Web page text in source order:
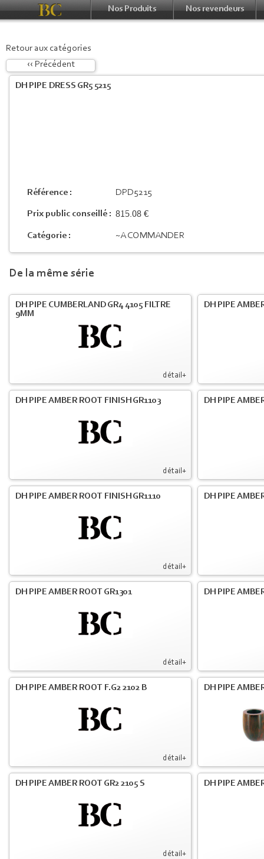
Nos Produits Nos revendeurs
Retour aux catégories
‹‹ Précédent
DH PIPE DRESS GR5 5215
Référence : DPD5215
Prix public conseillé : 815.08 €
Catégorie : ~A COMMANDER
De la même série
détail+
DH PIPE CUMBERLAND GR4 4105 FILTRE
9MM
DH PIPE
détail+
DH PIPE AMBER ROOT FINISH GR1103 DH PIPE
détail+
DH PIPE AMBER ROOT FINISH GR1110 DH PIPE
détail+
DH PIPE AMBER ROOT GR1301 DH PIPE
détail+
DH PIPE AMBER ROOT F.G2 2102 B DH PIPE
détail+
DH PIPE AMBER ROOT GR2 2105 S DH PIPE